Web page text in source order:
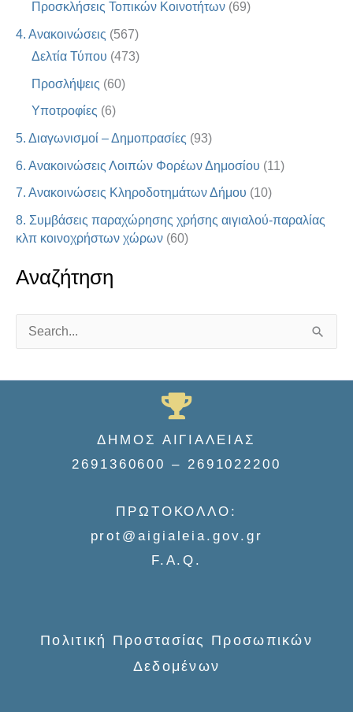
Προσκλήσεις Τοπικών Κοινοτήτων (69)
4. Ανακοινώσεις (567)
Δελτία Τύπου (473)
Προσλήψεις (60)
Υποτροφίες (6)
5. Διαγωνισμοί – Δημοπρασίες (93)
6. Ανακοινώσεις Λοιπών Φορέων Δημοσίου (11)
7. Ανακοινώσεις Κληροδοτημάτων Δήμου (10)
8. Συμβάσεις παραχώρησης χρήσης αιγιαλού-παραλίας
κλπ κοινοχρήστων χώρων (60)
Αναζήτηση
a
ΔΗΜΟΣ ΑΙΓΙΑΛΕΙΑΣ
2691360600 – 2691022200
ΠΡΩΤΟΚΟΛΛΟ:
prot@aigialeia.gov.gr
F.A.Q.
Πολιτική Προστασίας Προσωπικών
Δεδομένων